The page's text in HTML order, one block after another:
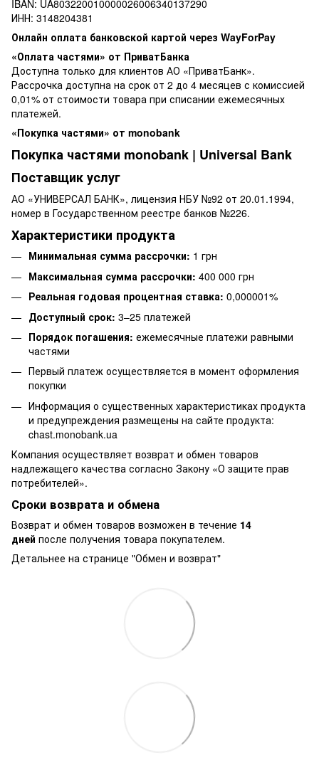
IBAN: UA803220010000026006340137290
ИНН: 3148204381
Онлайн оплата банковской картой через WayForPay
«Оплата частями» от ПриватБанка
Доступна только для клиентов АО «ПриватБанк».
Рассрочка доступна на срок от 2 до 4 месяцев с комиссией
0,01% от стоимости товара при списании ежемесячных
платежей.
«Покупка частями» от monobank
Покупка частями monobank | Universal Bank
Поставщик услуг
АО «УНИВЕРСАЛ БАНК», лицензия НБУ №92 от 20.01.1994,
номер в Государственном реестре банков №226.
Характеристики продукта
Минимальная сумма рассрочки: 1 грн
Максимальная сумма рассрочки: 400 000 грн
Реальная годовая процентная ставка: 0,000001%
Доступный срок: 3–25 платежей
Порядок погашения: ежемесячные платежи равными
частями
Первый платеж осуществляется в момент оформления
покупки
Информация о существенных характеристиках продукта
и предупреждения размещены на сайте продукта:
chast.monobank.ua
Компания осуществляет возврат и обмен товаров
надлежащего качества согласно Закону «О защите прав
потребителей».
Сроки возврата и обмена
Возврат и обмен товаров возможен в течение 14
дней после получения товара покупателем.
Детальнее на странице "Обмен и возврат"